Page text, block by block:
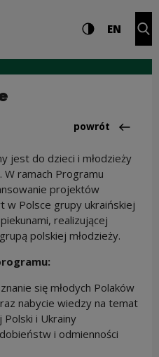
i Wysoki
EN
Powrót
powrót
jest do dzieci i młodzieży
ramach Programu
projektów
w Polsce grupy ukraińskiej
realizującej
polskiej młodzieży.
się młodych Polaków
nabycie wiedzy na temat
Polski i Ukrainy
i odmienności